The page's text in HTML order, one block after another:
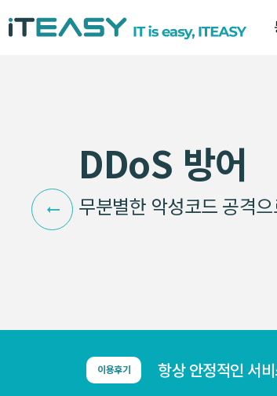
DDoS 방어
무분별한 악성코드 공격
이용후기